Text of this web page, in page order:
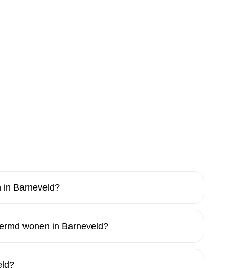
in Barneveld?
wonen in Barneveld?